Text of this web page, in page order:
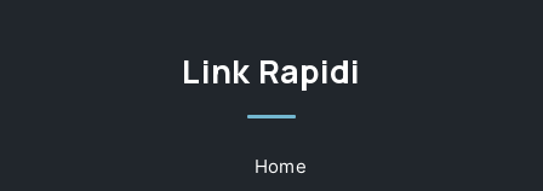
Link Rapidi
Home